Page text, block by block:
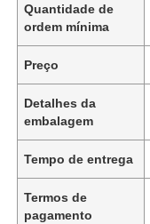
Quantidade de
ordem mínima
Preço
Detalhes da
embalagem
Tempo de entrega
Termos de
pagamento